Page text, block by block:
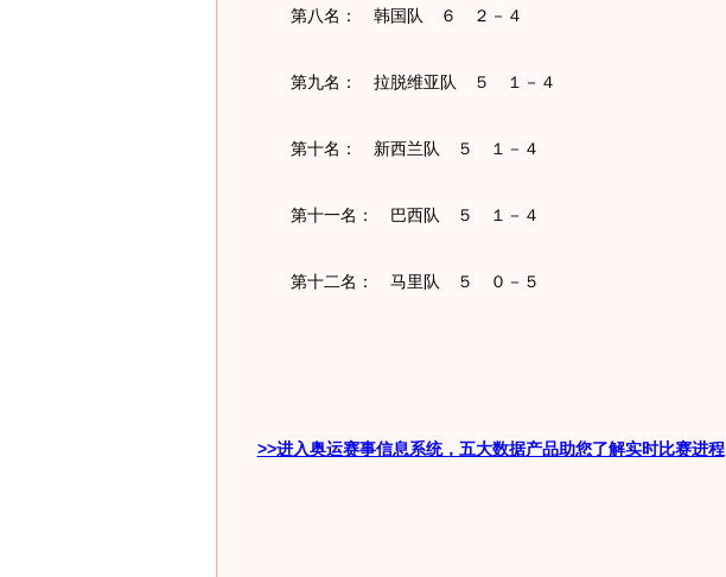
第八名： 韩国队 ６ ２－４
第九名： 拉脱维亚队 ５ １－４
第十名： 新西兰队 ５ １－４
第十一名： 巴西队 ５ １－４
第十二名： 马里队 ５ ０－５
>>进入奥运赛事信息系统，五大数据产品助您了解实时比赛进程